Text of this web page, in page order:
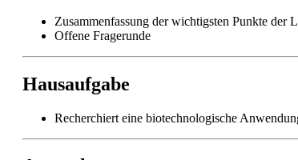
Zusammenfassung der wichtigsten Punkte der
Offene Fragerunde
Hausaufgabe
Recherchiert eine biotechnologische